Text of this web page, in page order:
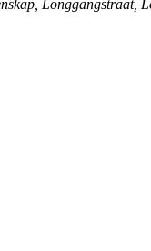
Longgangstraat,